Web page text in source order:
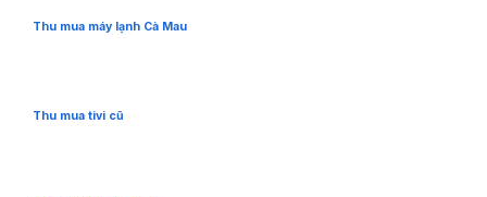
Thu mua máy lạnh Cà Mau
Thu mua tivi cũ